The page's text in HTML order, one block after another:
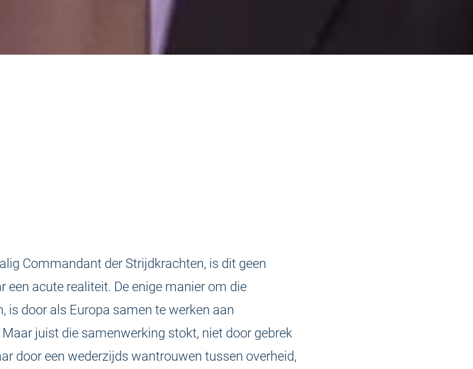
Commandant der Strijdkrachten, is dit geen
een acute realiteit. De enige manier om die
is door als Europa samen te werken aan
juist die samenwerking stokt, niet door gebrek
door een wederzijds wantrouwen tussen overheid,